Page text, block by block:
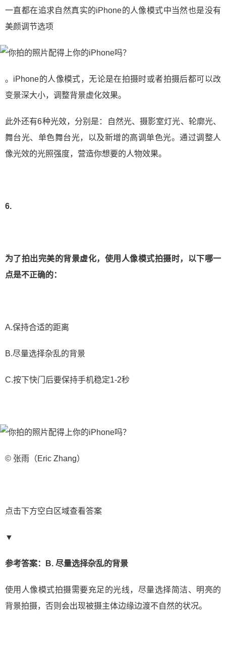
一直都在追求自然真实的iPhone的人像模式中当然也是没有
美颜调节选项
。iPhone的人像模式，无论是在拍摄时或者拍摄后都可以改
变景深大小，调整背景虚化效果。
此外还有6种光效，分别是：自然光、摄影室灯光、轮廓光、
舞台光、单色舞台光，以及新增的高调单色光。通过调整人
像光效的光照强度，营造你想要的人物效果。
6.
为了拍出完美的背景虚化，使用人像模式拍摄时，以下哪一
点是不正确的：
A.保持合适的距离
B.尽量选择杂乱的背景
C.按下快门后要保持手机稳定1-2秒
© 张雨（Eric Zhang）
点击下方空白区域查看答案
▼
参考答案：B. 尽量选择杂乱的背景
使用人像模式拍摄需要充足的光线，尽量选择简洁、明亮的
背景拍摄，否则会出现被摄主体边缘边渡不自然的状况。